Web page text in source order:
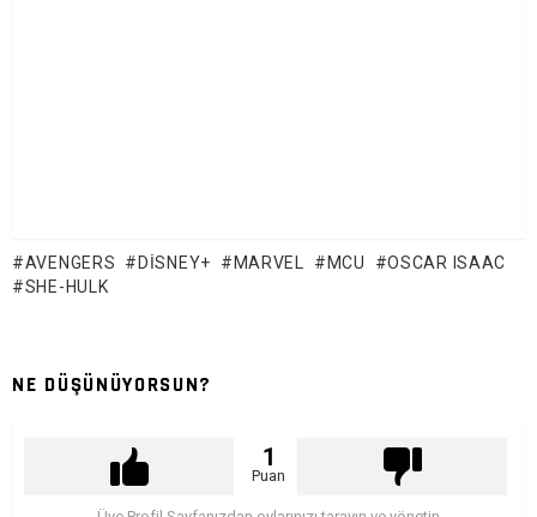
AVENGERS DISNEY+ MARVEL MCU
OSCAR ISAAC
SHE-HULK
NE DÜŞÜNÜYORSUN?
1
Puan